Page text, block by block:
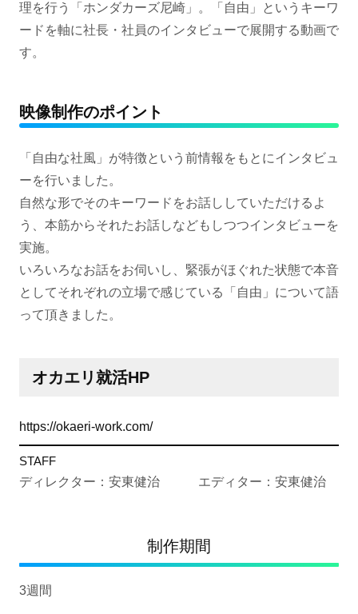
理を行う「ホンダカーズ尼崎」。「自由」というキーワ
ードを軸に社長・社員のインタビューで展開する動画で
す。
映像制作のポイント
「自由な社風」が特徴という前情報をもとにインタビュ
ーを行いました。
自然な形でそのキーワードをお話ししていただけるよ
う、本筋からそれたお話しなどもしつつインタビューを
実施。
いろいろなお話をお伺いし、緊張がほぐれた状態で本音
としてそれぞれの立場で感じている「自由」について語
って頂きました。
オカエリ就活HP
https://okaeri-work.com/
STAFF
ディレクター：安東健治 エディター：安東健治
制作期間
3週間